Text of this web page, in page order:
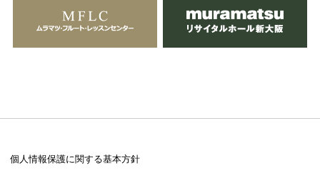
個人情報保護に関する基本方針